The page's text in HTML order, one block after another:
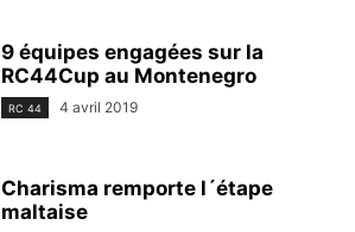
9 équipes engagées sur la
RC44Cup au Montenegro
RC 44 4 avril 2019
Charisma remporte l´étape
maltaise